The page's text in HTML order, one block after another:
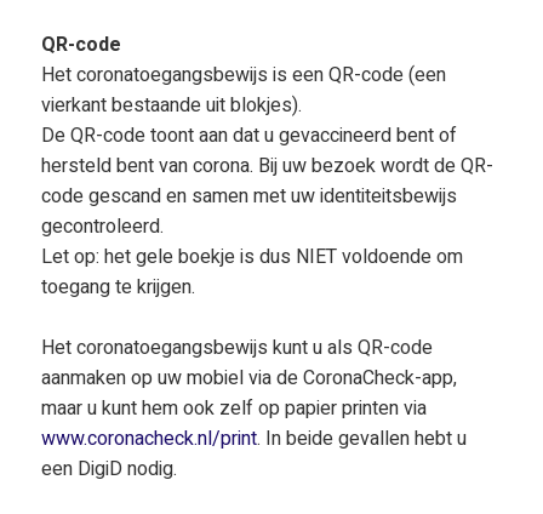
QR-code
Het coronatoegangsbewijs is een QR-code (een
vierkant bestaande uit blokjes).
De QR-code toont aan dat u gevaccineerd bent of
hersteld bent van corona. Bij uw bezoek wordt de QR-
code gescand en samen met uw identiteitsbewijs
gecontroleerd.
Let op: het gele boekje is dus NIET voldoende om
toegang te krijgen.
Het coronatoegangsbewijs kunt u als QR-code
aanmaken op uw mobiel via de CoronaCheck-app,
maar u kunt hem ook zelf op papier printen via
www.coronacheck.nl/print. In beide gevallen hebt u
een DigiD nodig.